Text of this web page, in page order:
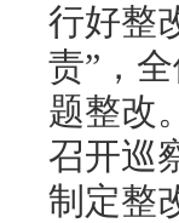
行好整
责”，
题整改。
召开巡
制定整